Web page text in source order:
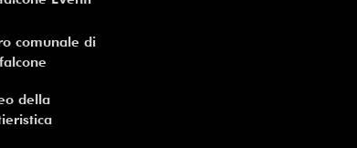
comunale di
della